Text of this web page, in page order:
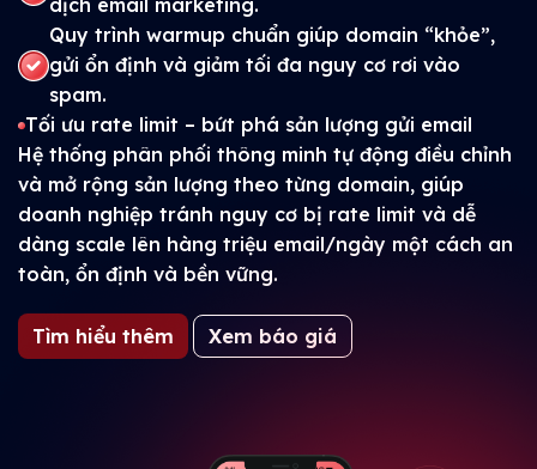
Quy trình warmup chuẩn giúp domain “khỏe”,
gửi ổn định và giảm tối đa nguy cơ rơi vào
spam.
Tối ưu rate limit – bứt phá sản lượng gửi email
Hệ thống phân phối thông minh tự động điều chỉnh
và mở rộng sản lượng theo từng domain, giúp
doanh nghiệp tránh nguy cơ bị rate limit và dễ
dàng scale lên hàng triệu email/ngày một cách an
toàn, ổn định và bền vững.
Tìm hiểu thêm Xem báo giá